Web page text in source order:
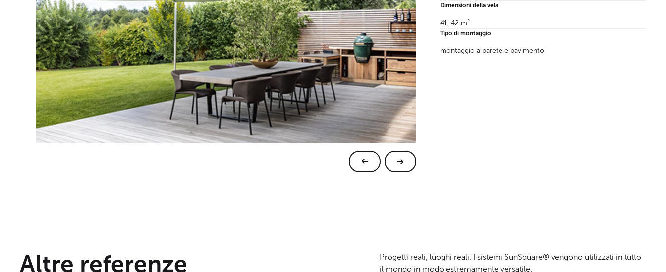
Dimensioni della vela
41, 42 m²
Tipo di montaggio
montaggio a parete e pavimento
Altre referenze
Progetti reali, luoghi reali. I sistemi SunSquare® vengono utilizzati in tutto
il mondo in modo estremamente versatile.